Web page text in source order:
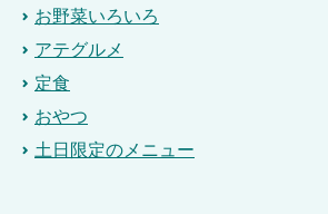
お野菜いろいろ
アテグルメ
定食
おやつ
土日限定のメニュー